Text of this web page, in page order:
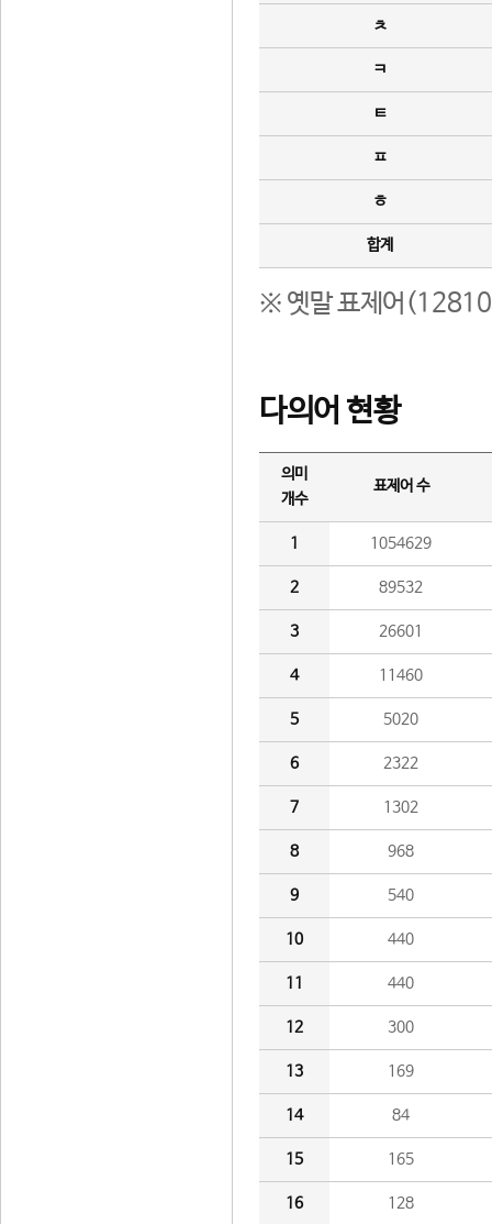
ㅊ
ㅋ
ㅌ
ㅍ
ㅎ
합계
※ 옛말 표제어(12810
다의어 현황
의미
개수
표제어 수
1 1054629
2 89532
3 26601
4 11460
5 5020
6 2322
7 1302
8 968
9 540
10 440
11 440
12 300
13 169
14 84
15 165
16 128